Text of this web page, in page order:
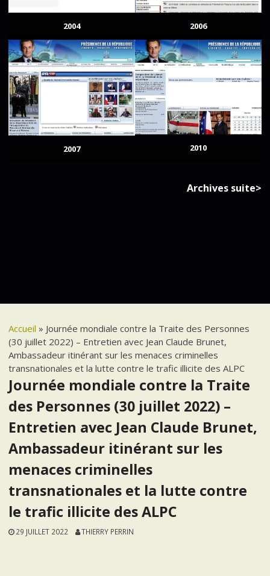
2004 2006
2007 2010
Archives suite>
Accueil » Journée mondiale contre la Traite des Personnes
(30 juillet 2022) – Entretien avec Jean Claude Brunet,
Ambassadeur itinérant sur les menaces criminelles
transnationales et la lutte contre le trafic illicite des ALPC
Journée mondiale contre la Traite
des Personnes (30 juillet 2022) –
Entretien avec Jean Claude Brunet,
Ambassadeur itinérant sur les
menaces criminelles
transnationales et la lutte contre
le trafic illicite des ALPC
29 JUILLET 2022 THIERRY PERRIN